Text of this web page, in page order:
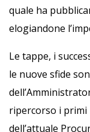
quale ha
elogiandone
Le tappe, i
le nuove sfide
ripercorso i primi
dell’attuale